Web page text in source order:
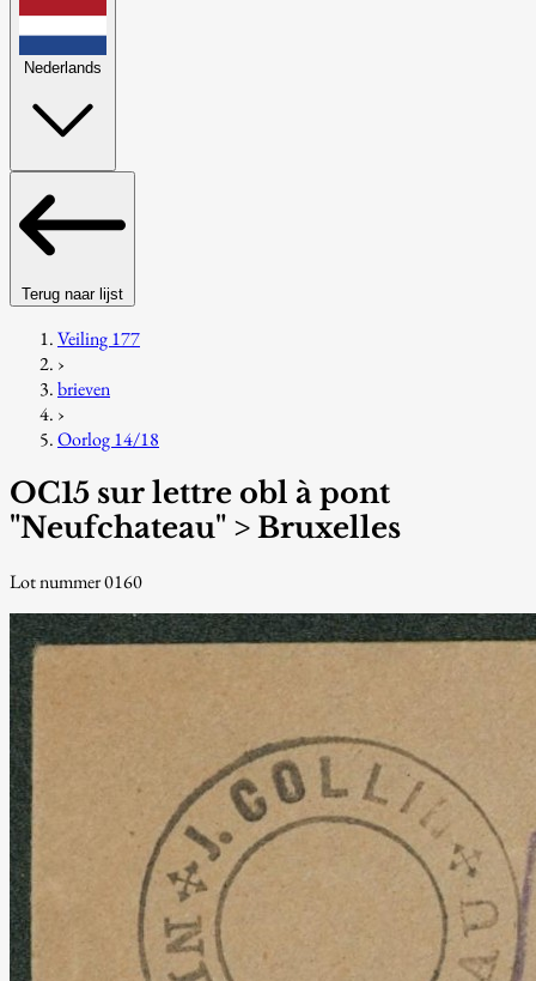
Nederlands
Terug naar lijst
Veiling 177
›
brieven
›
Oorlog 14/18
OC15 sur lettre obl à pont
"Neufchateau" > Bruxelles
Lot nummer 0160